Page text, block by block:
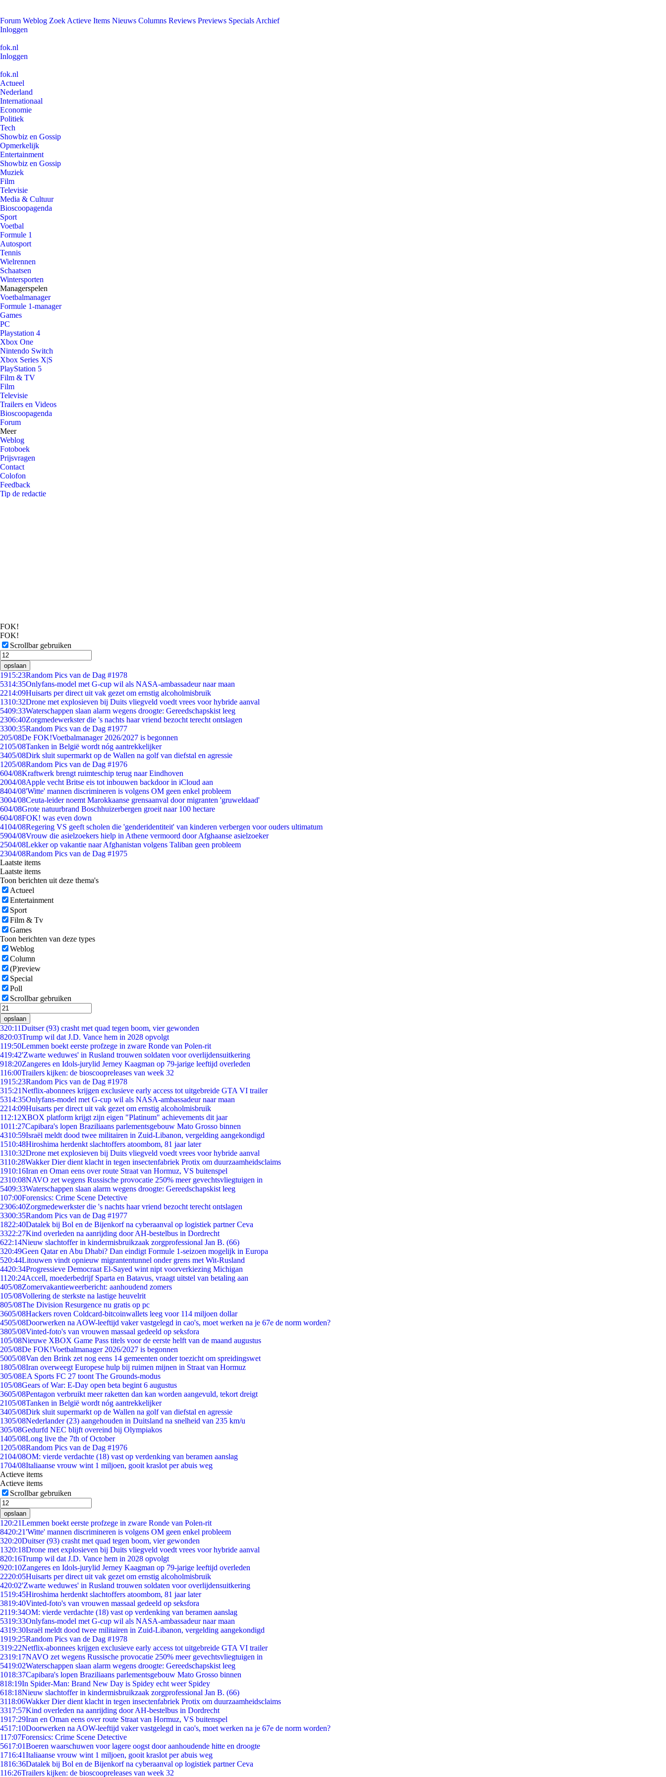
Forum Weblog Zoek Actieve Items Nieuws Columns Reviews Previews Specials Archief
Inloggen
fok.nl
Inloggen
fok.nl
Actueel
Nederland
Internationaal
Economie
Politiek
Tech
Showbiz en Gossip
Opmerkelijk
Entertainment
Showbiz en Gossip
Muziek
Film
Televisie
Media & Cultuur
Bioscoopagenda
Sport
Voetbal
Formule 1
Autosport
Tennis
Wielrennen
Schaatsen
Wintersporten
Managerspelen
Voetbalmanager
Formule 1-manager
Games
PC
Playstation 4
Xbox One
Nintendo Switch
Xbox Series X|S
PlayStation 5
Film & TV
Film
Televisie
Trailers en Videos
Bioscoopagenda
Forum
Meer
Weblog
Fotoboek
Prijsvragen
Contact
Colofon
Feedback
Tip de redactie
FOK!
FOK!
Scrollbar gebruiken
opslaan
1915:23Random Pics van de Dag #1978
5314:35Onlyfans-model met G-cup wil als NASA-ambassadeur naar maan
2214:09Huisarts per direct uit vak gezet om ernstig alcoholmisbruik
1310:32Drone met explosieven bij Duits vliegveld voedt vrees voor hybride aanval
5409:33Waterschappen slaan alarm wegens droogte: Gereedschapskist leeg
2306:40Zorgmedewerkster die 's nachts haar vriend bezocht terecht ontslagen
3300:35Random Pics van de Dag #1977
205/08De FOK!Voetbalmanager 2026/2027 is begonnen
2105/08Tanken in België wordt nóg aantrekkelijker
3405/08Dirk sluit supermarkt op de Wallen na golf van diefstal en agressie
1205/08Random Pics van de Dag #1976
604/08Kraftwerk brengt ruimteschip terug naar Eindhoven
2004/08Apple vecht Britse eis tot inbouwen backdoor in iCloud aan
8404/08'Witte' mannen discrimineren is volgens OM geen enkel probleem
3004/08Ceuta-leider noemt Marokkaanse grensaanval door migranten 'gruweldaad'
604/08Grote natuurbrand Boschhuizerbergen groeit naar 100 hectare
604/08FOK! was even down
4104/08Regering VS geeft scholen die 'genderidentiteit' van kinderen verbergen voor ouders ultimatum
5904/08Vrouw die asielzoekers hielp in Athene vermoord door Afghaanse asielzoeker
2504/08Lekker op vakantie naar Afghanistan volgens Taliban geen probleem
2304/08Random Pics van de Dag #1975
Laatste items
Laatste items
Toon berichten uit deze thema's
Actueel
Entertainment
Sport
Film & Tv
Games
Toon berichten van deze types
Weblog
Column
(P)review
Special
Poll
Scrollbar gebruiken
opslaan
320:11Duitser (93) crasht met quad tegen boom, vier gewonden
820:03Trump wil dat J.D. Vance hem in 2028 opvolgt
119:50Lemmen boekt eerste profzege in zware Ronde van Polen-rit
419:42'Zwarte weduwes' in Rusland trouwen soldaten voor overlijdensuitkering
918:20Zangeres en Idols-jurylid Jerney Kaagman op 79-jarige leeftijd overleden
116:00Trailers kijken: de bioscoopreleases van week 32
1915:23Random Pics van de Dag #1978
315:21Netflix-abonnees krijgen exclusieve early access tot uitgebreide GTA VI trailer
5314:35Onlyfans-model met G-cup wil als NASA-ambassadeur naar maan
2214:09Huisarts per direct uit vak gezet om ernstig alcoholmisbruik
112:12XBOX platform krijgt zijn eigen "Platinum" achievements dit jaar
1011:27Capibara's lopen Braziliaans parlementsgebouw Mato Grosso binnen
4310:59Israël meldt dood twee militairen in Zuid-Libanon, vergelding aangekondigd
1510:48Hiroshima herdenkt slachtoffers atoombom, 81 jaar later
1310:32Drone met explosieven bij Duits vliegveld voedt vrees voor hybride aanval
3110:28Wakker Dier dient klacht in tegen insectenfabriek Protix om duurzaamheidsclaims
1910:16Iran en Oman eens over route Straat van Hormuz, VS buitenspel
2310:08NAVO zet wegens Russische provocatie 250% meer gevechtsvliegtuigen in
5409:33Waterschappen slaan alarm wegens droogte: Gereedschapskist leeg
107:00Forensics: Crime Scene Detective
2306:40Zorgmedewerkster die 's nachts haar vriend bezocht terecht ontslagen
3300:35Random Pics van de Dag #1977
1822:40Datalek bij Bol en de Bijenkorf na cyberaanval op logistiek partner Ceva
3322:27Kind overleden na aanrijding door AH-bestelbus in Dordrecht
622:14Nieuw slachtoffer in kindermisbruikzaak zorgprofessional Jan B. (66)
320:49Geen Qatar en Abu Dhabi? Dan eindigt Formule 1-seizoen mogelijk in Europa
520:44Litouwen vindt opnieuw migrantentunnel onder grens met Wit-Rusland
4420:34Progressieve Democraat El-Sayed wint nipt voorverkiezing Michigan
11 20:24Accell, moederbedrijf Sparta en Batavus, vraagt uitstel van betaling aan
405/08Zomervakantieweerbericht: aanhoudend zomers
105/08Vollering de sterkste na lastige heuvelrit
805/08The Division Resurgence nu gratis op pc
3605/08Hackers roven Coldcard-bitcoinwallets leeg voor 114 miljoen dollar
4505/08Doorwerken na AOW-leeftijd vaker vastgelegd in cao's, moet werken na je 67e de norm worden?
3805/08Vinted-foto's van vrouwen massaal gedeeld op seksfora
105/08Nieuwe XBOX Game Pass titels voor de eerste helft van de maand augustus
205/08De FOK!Voetbalmanager 2026/2027 is begonnen
5005/08Van den Brink zet nog eens 14 gemeenten onder toezicht om spreidingswet
1805/08Iran overweegt Europese hulp bij ruimen mijnen in Straat van Hormuz
305/08EA Sports FC 27 toont The Grounds-modus
105/08Gears of War: E-Day open beta begint 6 augustus
3605/08Pentagon verbruikt meer raketten dan kan worden aangevuld, tekort dreigt
2105/08Tanken in België wordt nóg aantrekkelijker
3405/08Dirk sluit supermarkt op de Wallen na golf van diefstal en agressie
1305/08Nederlander (23) aangehouden in Duitsland na snelheid van 235 km/u
305/08Gedurfd NEC blijft overeind bij Olympiakos
1405/08Long live the 7th of October
1205/08Random Pics van de Dag #1976
2104/08OM: vierde verdachte (18) vast op verdenking van beramen aanslag
1704/08Italiaanse vrouw wint 1 miljoen, gooit kraslot per abuis weg
Actieve items
Actieve items
Scrollbar gebruiken
opslaan
1 20:21Lemmen boekt eerste profzege in zware Ronde van Polen-rit
8420:21'Witte' mannen discrimineren is volgens OM geen enkel probleem
320:20Duitser (93) crasht met quad tegen boom, vier gewonden
1320:18Drone met explosieven bij Duits vliegveld voedt vrees voor hybride aanval
820:16Trump wil dat J.D. Vance hem in 2028 opvolgt
920:10Zangeres en Idols-jurylid Jerney Kaagman op 79-jarige leeftijd overleden
2220:05Huisarts per direct uit vak gezet om ernstig alcoholmisbruik
420:02'Zwarte weduwes' in Rusland trouwen soldaten voor overlijdensuitkering
1519:45Hiroshima herdenkt slachtoffers atoombom, 81 jaar later
3819:40Vinted-foto's van vrouwen massaal gedeeld op seksfora
2119:34OM: vierde verdachte (18) vast op verdenking van beramen aanslag
5319:33Onlyfans-model met G-cup wil als NASA-ambassadeur naar maan
4319:30Israël meldt dood twee militairen in Zuid-Libanon, vergelding aangekondigd
1919:25Random Pics van de Dag #1978
319:22Netflix-abonnees krijgen exclusieve early access tot uitgebreide GTA VI trailer
2319:17NAVO zet wegens Russische provocatie 250% meer gevechtsvliegtuigen in
5419:02Waterschappen slaan alarm wegens droogte: Gereedschapskist leeg
1018:37Capibara's lopen Braziliaans parlementsgebouw Mato Grosso binnen
818:19In Spider-Man: Brand New Day is Spidey echt weer Spidey
618:18Nieuw slachtoffer in kindermisbruikzaak zorgprofessional Jan B. (66)
3118:06Wakker Dier dient klacht in tegen insectenfabriek Protix om duurzaamheidsclaims
3317:57Kind overleden na aanrijding door AH-bestelbus in Dordrecht
1917:29Iran en Oman eens over route Straat van Hormuz, VS buitenspel
4517:10Doorwerken na AOW-leeftijd vaker vastgelegd in cao's, moet werken na je 67e de norm worden?
117:07Forensics: Crime Scene Detective
5617:01Boeren waarschuwen voor lagere oogst door aanhoudende hitte en droogte
1716:41Italiaanse vrouw wint 1 miljoen, gooit kraslot per abuis weg
1816:36Datalek bij Bol en de Bijenkorf na cyberaanval op logistiek partner Ceva
116:26Trailers kijken: de bioscoopreleases van week 32